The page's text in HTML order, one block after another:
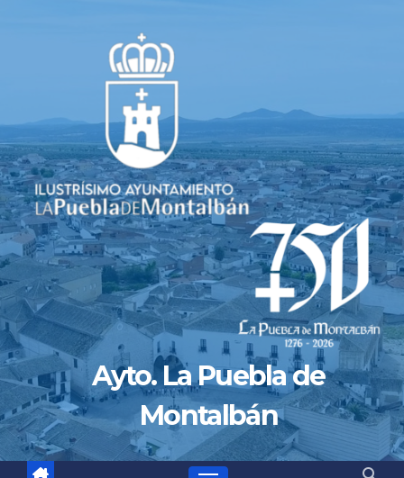
Ayto. La Puebla de
Montalbán